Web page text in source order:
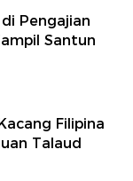
Pengajian
Santun
Filipina
Talaud